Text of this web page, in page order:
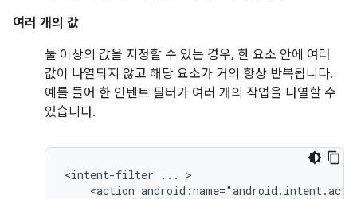
여러 개의 값
둘 이상의 값을 지정할 수 있는 경우, 한 요소 안에 여러
값이 나열되지 않고 해당 요소가 거의 항상 반복됩니다.
예를 들어 한 인텐트 필터가 여러 개의 작업을 나열할 수
있습니다.
<intent-filter ...
<action